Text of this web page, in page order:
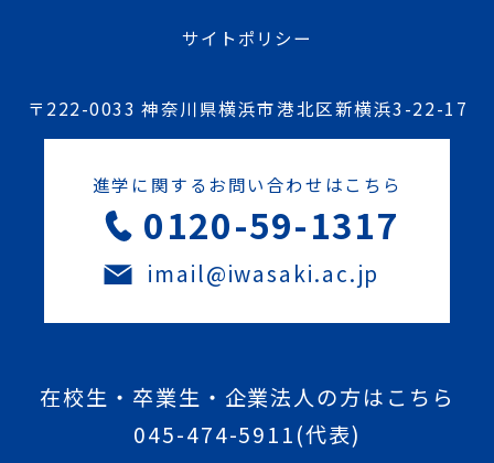
サイトポリシー
〒222-0033 神奈川県横浜市港北区新横浜3-22-17
進学に関するお問い合わせはこちら
0120-59-1317
imail@iwasaki.ac.jp
在校生・卒業生・企業法人の方はこちら
045-474-5911(代表)